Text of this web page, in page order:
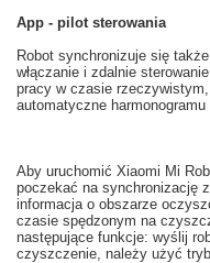
App - pilot sterowania
Robot synchronizuje się
włączanie i zdalnie
pracy w czasie rzeczywistym,
automatyczne harmonogramu
Aby uruchomić Xiaomi Mi
poczekać na synchronizację z
informacja o obszarze
czasie spędzonym na
następujące funkcje: wyślij
czyszczenie, należy użyć